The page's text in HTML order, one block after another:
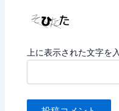
上に表示された文字を